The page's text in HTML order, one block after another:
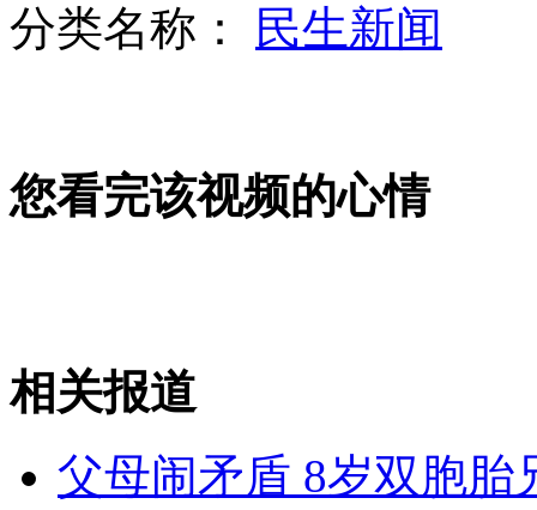
实拍:“俯卧撑”巴士街头"炫酷"
分类名称：
民生新闻
您看完该视频的心情
相关报道
父母闹矛盾 8岁双胞胎